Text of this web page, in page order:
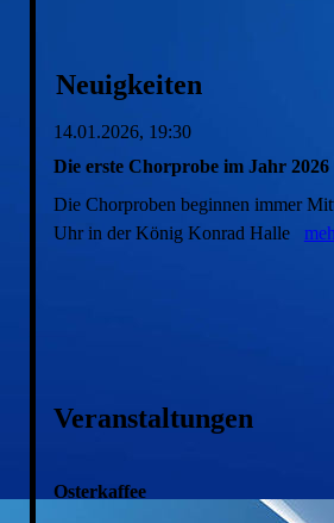
Neuigkeiten
14.01.2026, 19:30
Die erste Chorprobe im Jahr 2026
Die Chorproben beginnen immer
Uhr in der König Konrad Halle
Veranstaltungen
Osterkaffee